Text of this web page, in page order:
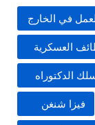
في الخارج
العسكرية
الدكتوراه
فيزا شنغن